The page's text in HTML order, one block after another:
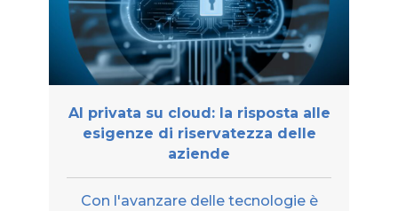
AI privata su cloud: la risposta alle
esigenze di riservatezza delle
aziende
Con l'avanzare delle tecnologie è